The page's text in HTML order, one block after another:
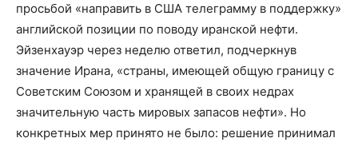
просьбой «направить в США телеграмму в поддержку»
английской позиции по поводу иранской нефти.
Эйзенхауэр через неделю ответил, подчеркнув
значение Ирана, «страны, имеющей общую границу с
Советским Союзом и хранящей в своих недрах
значительную часть мировых запасов нефти». Но
конкретных мер принято не было: решение принимал